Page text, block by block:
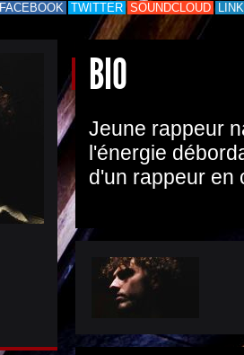
FACEBOOK TWITTER SOUNDCLOUD
BIO
Jeune rappeur
l'énergie
d'un rappeur en